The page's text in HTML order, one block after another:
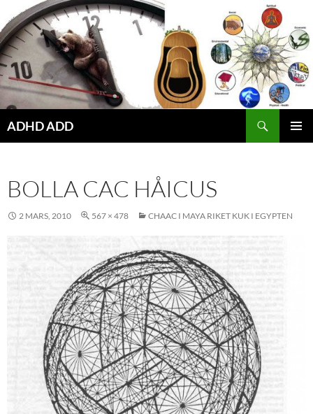
Hoppa
till
innehåll
ADHD ADD
BOLLA CAC HÅICUS
2 MARS, 2010 567 × 478 CHAAC I MAYA RIKET KUK I EGYPTEN